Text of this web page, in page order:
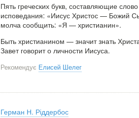
Пять греческих букв, составляющие
исповедания: «Иисус Христос — Божий
молча сообщить: «Я — христианин».
Быть христианином — значит знать
Завет говорит о личности Иисуса.
Рекомендує Елисей Шелег
Герман Н. Ріддербос